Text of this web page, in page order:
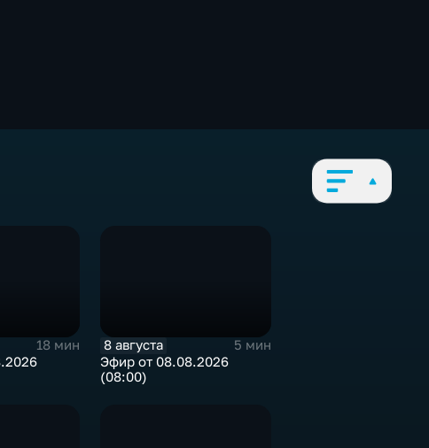
18 мин
8 августа
5 мин
Эфир от 08.08.2026
(08:00)